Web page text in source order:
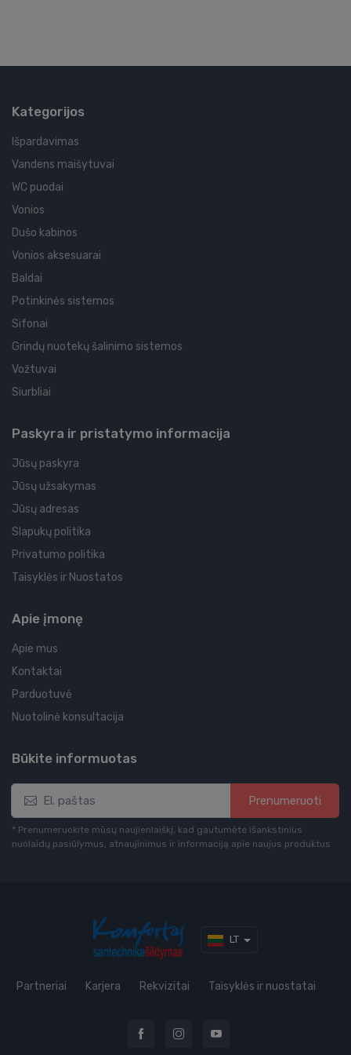
Kategorijos
Išpardavimas
Vandens maišytuvai
WC puodai
Vonios
Dušo kabinos
Vonios aksesuarai
Baldai
Potinkinės sistemos
Sifonai
Grindų nuotekų šalinimo sistemos
Vožtuvai
Siurbliai
Paskyra ir pristatymo informacija
Jūsų paskyra
Jūsų užsakymas
Jūsų adresas
Slapukų politika
Privatumo politika
Taisyklės ir Nuostatos
Apie įmonę
Apie mus
Kontaktai
Parduotuvė
Nuotolinė konsultacija
Būkite informuotas
Prenumeruoti
* Prenumeruokite mūsų naujienlaiškį, kad gautumėte išankstinius
nuolaidų pasiūlymus, atnaujinimus ir informaciją apie naujus produktus
LT
Partneriai Karjera Rekvizitai Taisyklės ir nuostatai